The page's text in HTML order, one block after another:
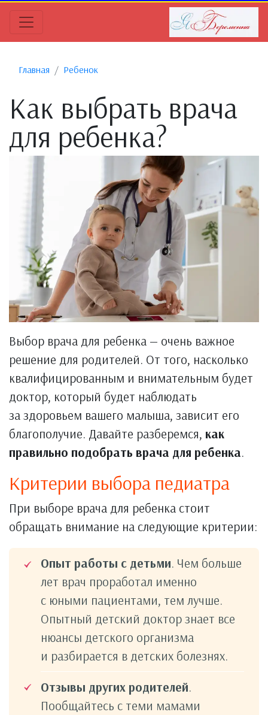
Главная Ребенок
Как выбрать врача
для ребенка?
Выбор врача для ребенка — очень важное
решение для родителей. От того, насколько
квалифицированным и внимательным будет
доктор, который будет наблюдать
за здоровьем вашего малыша, зависит его
благополучие. Давайте разберемся, как
правильно подобрать врача для ребенка.
Критерии выбора педиатра
При выборе врача для ребенка стоит
обращать внимание на следующие критерии:
Опыт работы с детьми. Чем больше
лет врач проработал именно
с юными пациентами, тем лучше.
Опытный детский доктор знает все
нюансы детского организма
и разбирается в детских болезнях.
Отзывы других родителей.
Пообщайтесь с теми мамами